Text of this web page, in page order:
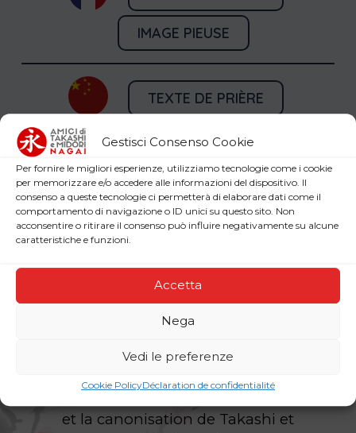
Gestisci Consenso Cookie
Per fornire le migliori esperienze, utilizziamo tecnologie come i cookie
per memorizzare e/o accedere alle informazioni del dispositivo. Il
consenso a queste tecnologie ci permetterà di elaborare dati come il
comportamento di navigazione o ID unici su questo sito. Non
acconsentire o ritirare il consenso può influire negativamente su alcune
caratteristiche e funzioni.
Accetta
Nega
Vedi le preferenze
Cookie PolicyDéclaration de confidentialité
IMAGE PIEUSE
TEXTE DE PRIÈRE
IMAGE PIEUSE
Demander un exemplaire
imprimé
contenant la prière pour l’intercession
et la canonisation de Takashi et